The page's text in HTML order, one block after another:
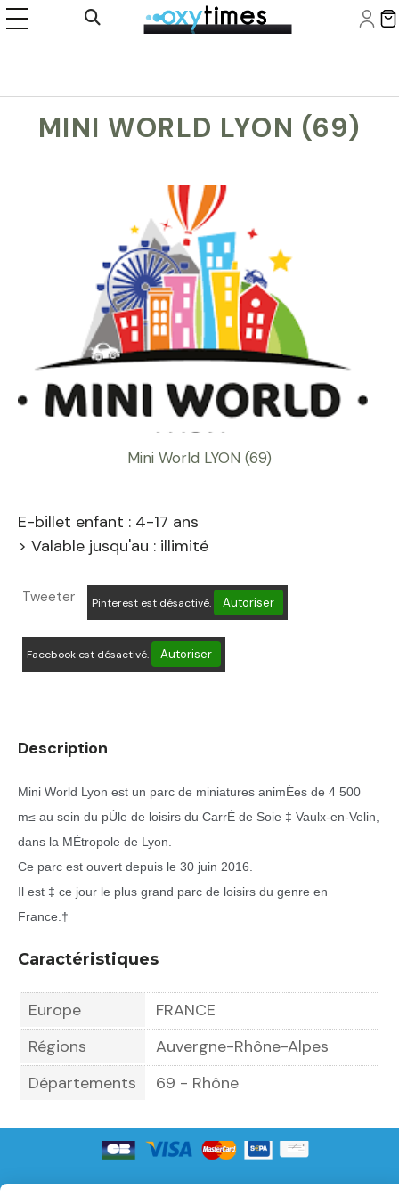
Ouvrir la recherche
MINI WORLD LYON (69)
Mini World LYON (69)
E-billet enfant : 4-17 ans
> Valable jusqu'au : illimité
Tweeter Pinterest est désactivé. Autoriser
Facebook est désactivé. Autoriser
Description
Mini World Lyon est un parc de miniatures animÈes de 4 500
m≤ au sein du pÙle de loisirs du CarrÈ de Soie ‡ Vaulx-en-Velin,
dans la MÈtropole de Lyon.
Ce parc est ouvert depuis le 30 juin 2016.
Il est ‡ ce jour le plus grand parc de loisirs du genre en
France. †
Caractéristiques
Europe
FRANCE
Régions
Auvergne-Rhône-Alpes
Départements
69 - Rhône
Panneau de gestion des cookies